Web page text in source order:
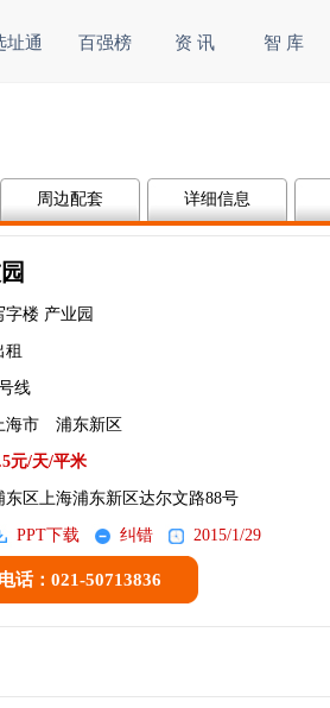
址通 百强榜 资 讯 智 库
周边配套 详细信息
楼 产业园
租
线
海市 浦东新区
元/天/平米
东区上海浦东新区达尔文路88号
PPT下载 纠错 2015/1/29
话：021-50713836